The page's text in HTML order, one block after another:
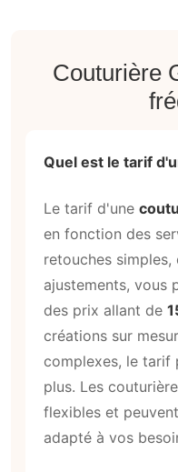
Couturière
Quel est le tarif
Le tarif d'une
en fonction des
retouches
ajustements, vous
des prix allant de
créations sur
complexes, le tarif
plus. Les
flexibles et
adapté à vos